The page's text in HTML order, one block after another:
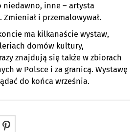
niedawno, inne – artysta
Zmieniał i przemalowywał.
ma kilkanaście wystaw,
domów kultury,
znajdują się także w zbiorach
w Polsce i za granicą. Wystawę
do końca września.